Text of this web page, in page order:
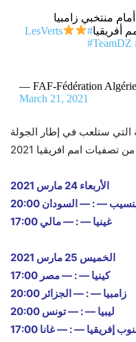
منتخبي زامبيا
أفريقيا#LesVerts
#TeamDZ
— FAF-Fédération
March 21, 2021
التي ستلعب في إطار الجولة
الأربعاء 24 مارس 2021
برينسيب — : — السودان
17:00 غينيا — : — مالي
الخميس 25 مارس 2021
17:00 كينيا — : — مصر
20:00 زامبيا — : — الجزائر
20:00 ليبيا — : — تونس
جنوب إفريقيا — : — غانا